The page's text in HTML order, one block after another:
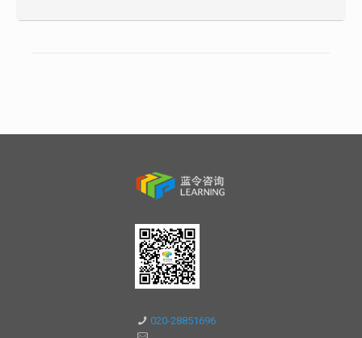
领带款式的选择
【案例分析】判断图片西装着装的对错
【案例分析】判断图片套裙色彩搭配的对错
020-28851696